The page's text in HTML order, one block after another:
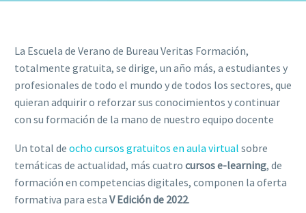
La Escuela de Verano de Bureau Veritas Formación,
totalmente gratuita, se dirige, un año más, a estudiantes y
profesionales de todo el mundo y de todos los sectores, que
quieran adquirir o reforzar sus conocimientos y continuar
con su formación de la mano de nuestro equipo docente
Un total de ocho cursos gratuitos en aula virtual sobre
temáticas de actualidad, más cuatro cursos e-learning, de
formación en competencias digitales, componen la oferta
formativa para esta V Edición de 2022.